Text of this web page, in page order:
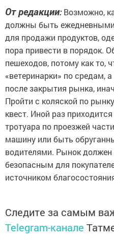
От редакции:Возможно,
должны быть
для продажи продуктов,
пора привести в порядок.
пешеходов, потому как то,
«ветеринарки» по средам,
после закрытия рынка,
Пройти с коляской по
квест. Иной раз
тротуара по проезжей
машину или быть
водителями. Рынок
безопасным для
источником
Следите за самым
Telegram-канале